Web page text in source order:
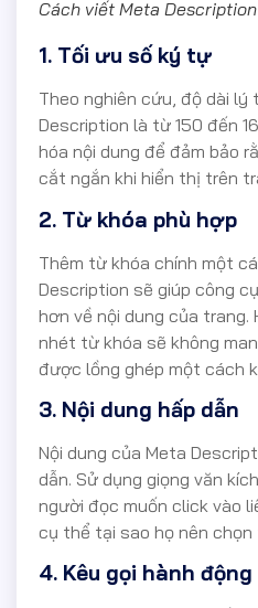
Cách viết Meta
1. Tối ưu số ký tự
Theo nghiên cứu, độ dài lý
Description là từ 150 đến
hóa nội dung để đảm bảo
cắt ngắn khi hiển thị trên
2. Từ khóa phù hợp
Thêm từ khóa chính một
Description sẽ giúp công
hơn về nội dung của trang.
nhét từ khóa sẽ không
được lồng ghép một cách
3. Nội dung hấp dẫn
Nội dung của Meta
dẫn. Sử dụng giọng văn
người đọc muốn click vào
cụ thể tại sao họ nên chọn
4. Kêu gọi hành động